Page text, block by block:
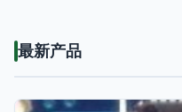
最新产品